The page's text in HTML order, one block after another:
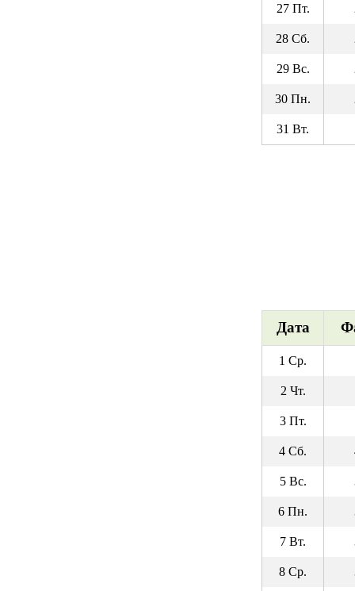
27 Пт.
28 Сб.
29 Вс.
30 Пн.
31 Вт.
Дата
1 Ср.
2 Чт.
3 Пт.
4 Сб.
5 Вс.
6 Пн.
7 Вт.
8 Ср.